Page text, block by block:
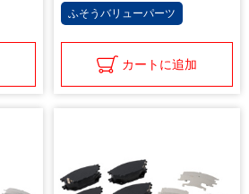
ふそうバリューパーツ
カートに追加